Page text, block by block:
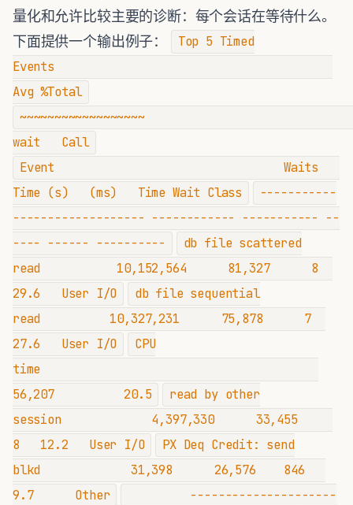
量化和允许比较主要的诊断：每个会话在等待什么。
下面提供一个输出例子：
Top 5 Timed
Events
Avg %Total
wait Call
Event Waits
Time (s) (ms) Time Wait Class
-----------
------------------- ------------ ----------- --
---- ------ ----------
db file scattered
read 10,152,564 81,327 8
29.6 User I/O
db file sequential
read 10,327,231 75,878 7
27.6 User I/O
CPU
time
56,207 20.5
read by other
session 4,397,330 33,455
8 12.2 User I/O
PX Deq Credit: send
blkd 31,398 26,576 846
9.7 Other
---------------------